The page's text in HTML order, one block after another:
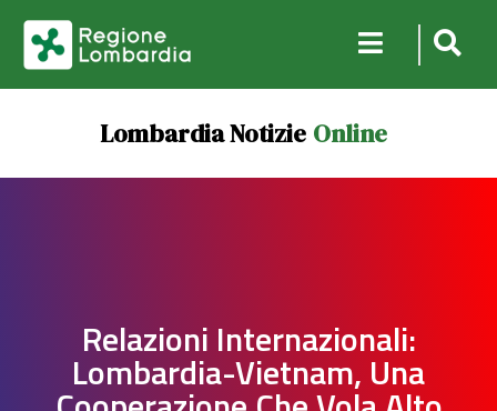
Lombardia Notizie Online
Relazioni Internazionali:
Lombardia-Vietnam, Una